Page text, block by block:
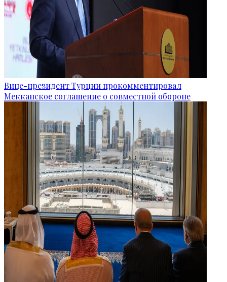
Вице-президент Турции прокомментировал
Мекканское соглашение о совместной обороне